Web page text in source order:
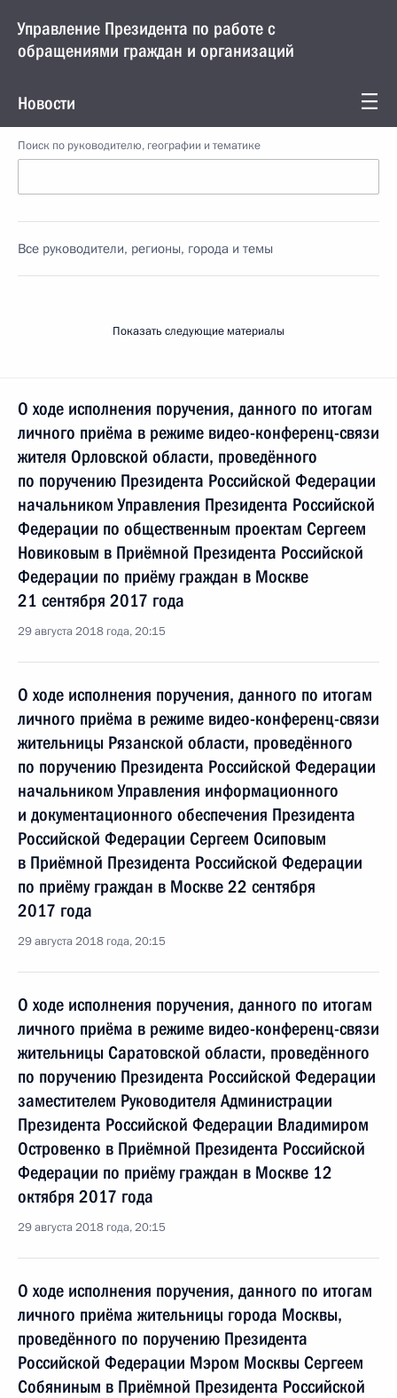
Управление Президента по работе с
обращениями граждан и организаций
Новости
Поиск по руководителю, географии и тематике
Все руководители, регионы, города и темы
Показать следующие материалы
О ходе исполнения поручения, данного по итогам
личного приёма в режиме видео-конференц-связи
жителя Орловской области, проведённого
по поручению Президента Российской Федерации
начальником Управления Президента Российской
Федерации по общественным проектам Сергеем
Новиковым в Приёмной Президента Российской
Федерации по приёму граждан в Москве
21 сентября 2017 года
29 августа 2018 года, 20:15
О ходе исполнения поручения, данного по итогам
личного приёма в режиме видео-конференц-связи
жительницы Рязанской области, проведённого
по поручению Президента Российской Федерации
начальником Управления информационного
и документационного обеспечения Президента
Российской Федерации Сергеем Осиповым
в Приёмной Президента Российской Федерации
по приёму граждан в Москве 22 сентября
2017 года
29 августа 2018 года, 20:15
О ходе исполнения поручения, данного по итогам
личного приёма в режиме видео-конференц-связи
жительницы Саратовской области, проведённого
по поручению Президента Российской Федерации
заместителем Руководителя Администрации
Президента Российской Федерации Владимиром
Островенко в Приёмной Президента Российской
Федерации по приёму граждан в Москве 12
октября 2017 года
29 августа 2018 года, 20:15
О ходе исполнения поручения, данного по итогам
личного приёма жительницы города Москвы,
проведённого по поручению Президента
Российской Федерации Мэром Москвы Сергеем
Собяниным в Приёмной Президента Российской